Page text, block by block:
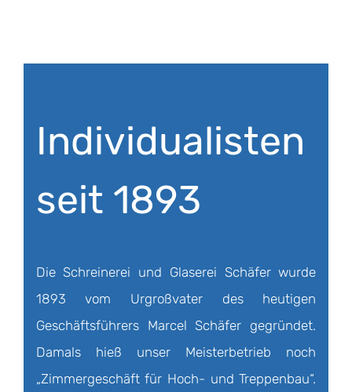
Individualisten
seit 1893
Die Schreinerei und Glaserei Schäfer wurde
1893 vom Urgroßvater des heutigen
Geschäftsführers Marcel Schäfer gegründet.
Damals hieß unser Meisterbetrieb noch
„Zimmergeschäft für Hoch- und Treppenbau“.